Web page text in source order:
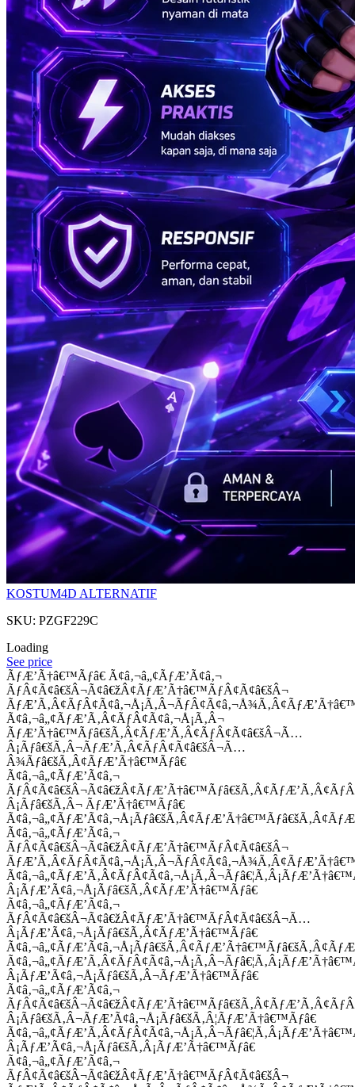
KOSTUM4D ALTERNATIF
SKU: PZGF229C
Loading
See price
ÃƒÆ’Ã†â€™Ãƒâ€ Ã¢â‚¬â„¢ÃƒÆ’Ã¢â‚¬
ÃƒÂ¢Ã¢â€šÂ¬Ã¢â€žÂ¢ÃƒÆ’Ã†â€™ÃƒÂ¢Ã¢â€šÂ¬
Ã¢â‚¬â„¢ÃƒÆ’Ã‚Â¢ÃƒÂ¢Ã¢â‚¬Å¡Ã‚Â¬
ÃƒÆ’Ã†â€™Ãƒâ€šÃ‚Â¢ÃƒÆ’Ã‚Â¢ÃƒÂ¢Ã¢â€šÂ¬Ã…
Â¡Ãƒâ€šÃ‚Â¬ÃƒÆ’Ã‚Â¢ÃƒÂ¢Ã¢â€šÂ¬Ã…
Â¾Ãƒâ€šÃ‚Â¢ÃƒÆ’Ã†â€™Ãƒâ€
Ã¢â‚¬â„¢ÃƒÆ’Ã¢â‚¬
Â¡Ãƒâ€šÃ‚Â¬ ÃƒÆ’Ã†â€™Ãƒâ€
Ã¢â‚¬â„¢ÃƒÆ’Ã¢â‚¬
ÃƒÂ¢Ã¢â€šÂ¬Ã¢â€žÂ¢ÃƒÆ’Ã†â€™ÃƒÂ¢Ã¢â€šÂ¬
Â¡ÃƒÆ’Ã¢â‚¬Å¡Ãƒâ€šÃ‚Â¢ÃƒÆ’Ã†â€™Ãƒâ€
Ã¢â‚¬â„¢ÃƒÆ’Ã¢â‚¬
ÃƒÂ¢Ã¢â€šÂ¬Ã¢â€žÂ¢ÃƒÆ’Ã†â€™ÃƒÂ¢Ã¢â€šÂ¬Ã…
Â¡ÃƒÆ’Ã¢â‚¬Å¡Ãƒâ€šÃ‚Â¢ÃƒÆ’Ã†â€™Ãƒâ€
Â¡ÃƒÆ’Ã¢â‚¬Å¡Ãƒâ€šÃ‚Â¬ÃƒÆ’Ã†â€™Ãƒâ€
Ã¢â‚¬â„¢ÃƒÆ’Ã¢â‚¬
Â¡Ãƒâ€šÃ‚Â¬ÃƒÆ’Ã¢â‚¬Å¡Ãƒâ€šÃ‚Â¦ÃƒÆ’Ã†â€™Ãƒâ€
Â¡ÃƒÆ’Ã¢â‚¬Å¡Ãƒâ€šÃ‚Â¡ÃƒÆ’Ã†â€™Ãƒâ€
Ã¢â‚¬â„¢ÃƒÆ’Ã¢â‚¬
ÃƒÂ¢Ã¢â€šÂ¬Ã¢â€žÂ¢ÃƒÆ’Ã†â€™ÃƒÂ¢Ã¢â€šÂ¬